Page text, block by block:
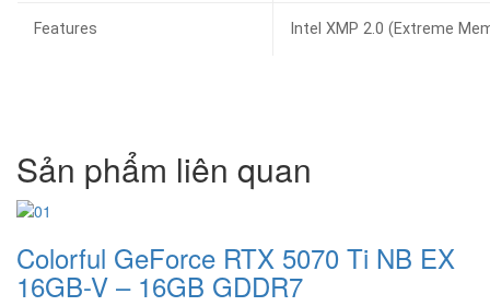
Features Intel XMP 2.0 (Extreme
Sản phẩm liên quan
Colorful GeForce RTX 5070 Ti NB EX
16GB-V – 16GB GDDR7